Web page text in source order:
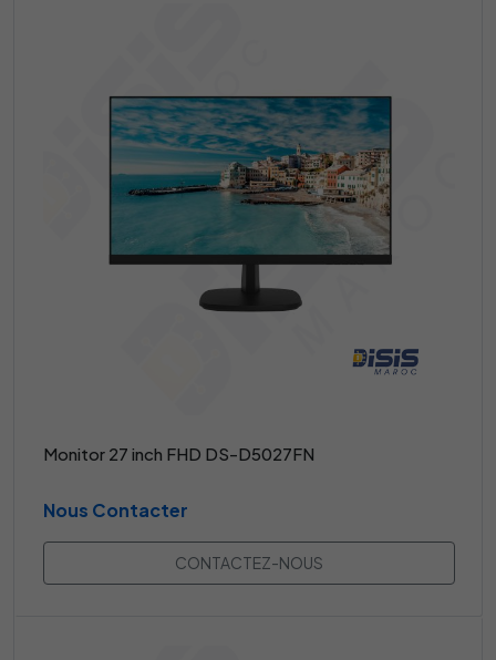
Monitor 27 inch FHD DS-D5027FN
Nous Contacter
CONTACTEZ-NOUS